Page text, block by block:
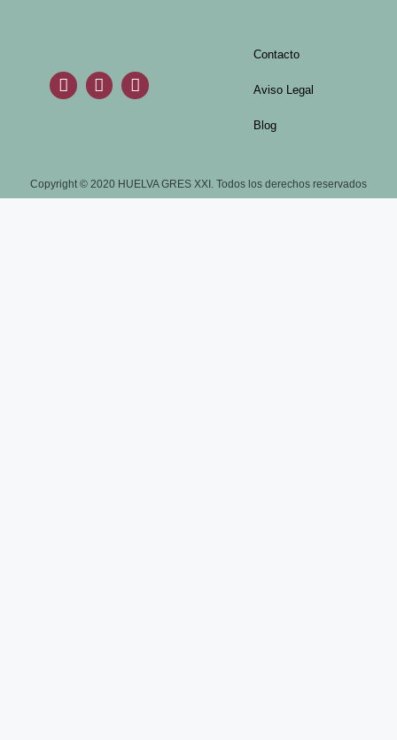
Contacto
Aviso Legal
Blog
Copyright © 2020 HUELVA GRES XXI. Todos los derechos reservados